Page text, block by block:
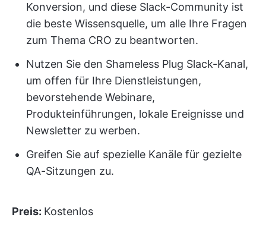
Konversion, und diese Slack-Community ist
die beste Wissensquelle, um alle Ihre Fragen
zum Thema CRO zu beantworten.
Nutzen Sie den Shameless Plug Slack-Kanal,
um offen für Ihre Dienstleistungen,
bevorstehende Webinare,
Produkteinführungen, lokale Ereignisse und
Newsletter zu werben.
Greifen Sie auf spezielle Kanäle für gezielte
QA-Sitzungen zu.
Preis: Kostenlos